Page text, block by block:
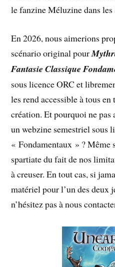
le fanzine Méluzine dans les
En 2026, nous aimerions
scénario original pour
Fantasie Classique
sous licence ORC et
les rend accessible à tous
création. Et pourquoi ne
un webzine semestriel sous
« Fondamentaux » ? Même
spartiate du fait de nos
à creuser. En tout cas, si
matériel pour l’un des deux
n’hésitez pas à nous